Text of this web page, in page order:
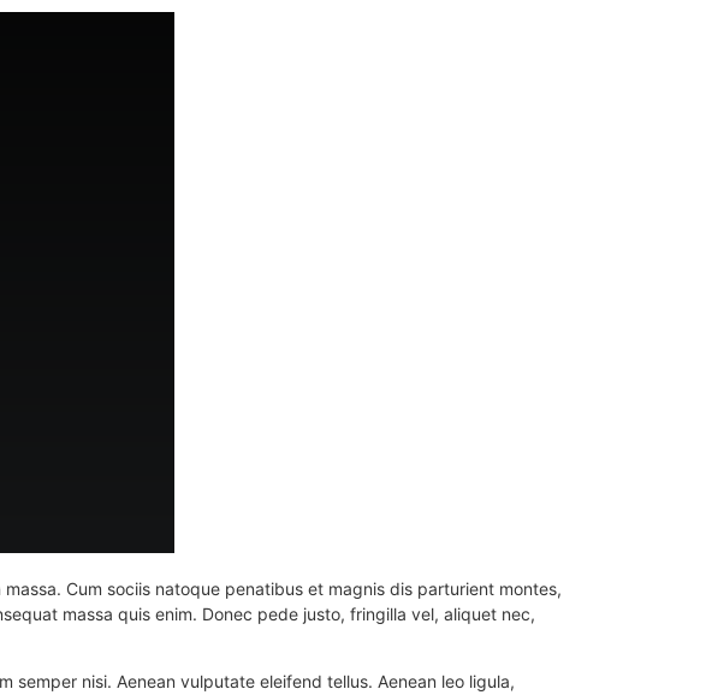
Cum sociis natoque penatibus et magnis dis parturient montes,
massa quis enim. Donec pede justo, fringilla vel, aliquet nec,
nisi. Aenean vulputate eleifend tellus. Aenean leo ligula,